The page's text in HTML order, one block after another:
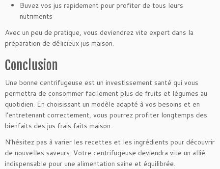
Buvez vos jus rapidement pour profiter de tous leurs
nutriments
Avec un peu de pratique, vous deviendrez vite expert dans la
préparation de délicieux jus maison.
Conclusion
Une bonne centrifugeuse est un investissement santé qui vous
permettra de consommer facilement plus de fruits et légumes au
quotidien. En choisissant un modèle adapté à vos besoins et en
l’entretenant correctement, vous pourrez profiter longtemps des
bienfaits des jus frais faits maison.
N’hésitez pas à varier les recettes et les ingrédients pour découvrir
de nouvelles saveurs. Votre centrifugeuse deviendra vite un allié
indispensable pour une alimentation saine et équilibrée.